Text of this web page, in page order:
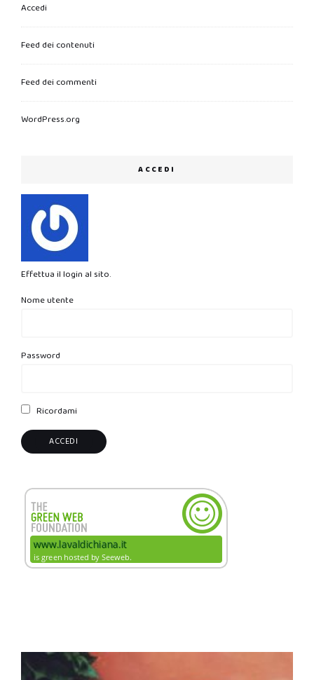
Accedi
Feed dei contenuti
Feed dei commenti
WordPress.org
ACCEDI
Effettua il login al sito.
Nome utente
Password
Ricordami